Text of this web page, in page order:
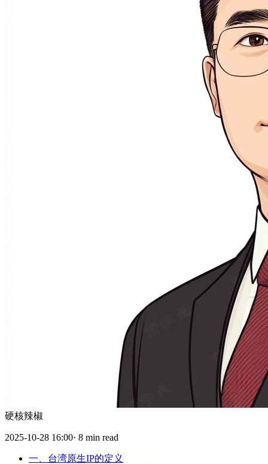
硬核辣椒
2025-10-28 16:00· 8 min read
一、台湾原生IP的定义